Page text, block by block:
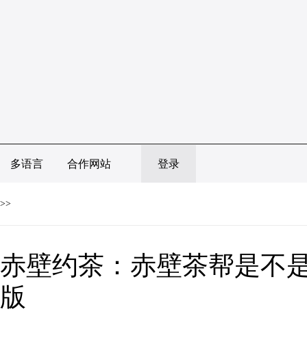
多语言 合作网站 登录
>>
赤壁约茶：赤壁茶帮是不
版